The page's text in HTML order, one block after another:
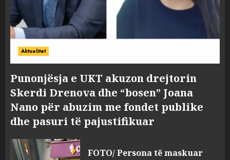
Aktualitet
Punonjësja e UKT akuzon drejtorin
Skerdi Drenova dhe “bosen” Joana
Nano për abuzim me fondet publike
dhe pasuri të pajustifikuar
FOTO/ Persona të maskuar